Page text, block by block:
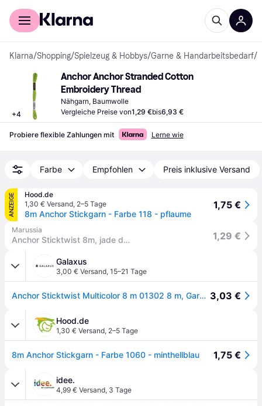
Für Shopper
Klarna/Shopping/Spielzeug & Hobbys/Garne & Handarbeitsbedarf/
+4
Anchor Anchor Stranded Cotton
Embroidery Thread
Nähgarn, Baumwolle
Vergleiche Preise von1,29 €bis6,93 €
Probiere flexible Zahlungen mit Lerne wie
Farbe Empfohlen Preis inklusive Versand
ANZEIGE
Hood.de
1,30 € Versand, 2–5 Tage
8m Anchor Stickgarn - Farbe 118 - pflaume
1,75 €
Marussia
Anchor Sticktwist 8m, jade dunkel, Baumwolle, Farbe 1068, 6-fädig 1,29 €
Galaxus
3,00 € Versand, 15–21 Tage
Anchor Sticktwist Multicolor 8 m 01302 8 m, Garn + Wolle, Mehrfarbig 3,03 €
Hood.de
1,30 € Versand, 2–5 Tage
8m Anchor Stickgarn - Farbe 1060 - minthellblau 1,75 €
idee.
4,99 € Versand, 3 Tage